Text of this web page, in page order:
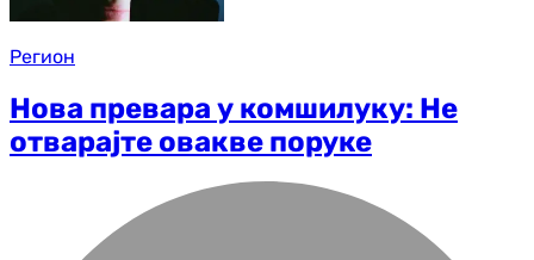
Регион
Нова превара у комшилуку: Не
отварајте овакве поруке